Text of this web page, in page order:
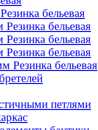
бельевая
бельевая
бельевая
бельевая
Резинка бельевая
петлями